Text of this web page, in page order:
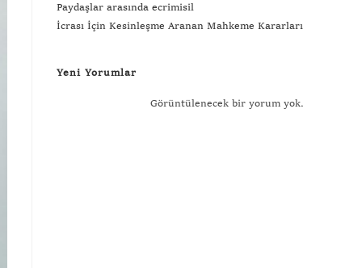
Paydaşlar arasında ecrimisil
İcrası İçin Kesinleşme Aranan Mahkeme Kararları
Yeni Yorumlar
Görüntülenecek bir yorum yok.